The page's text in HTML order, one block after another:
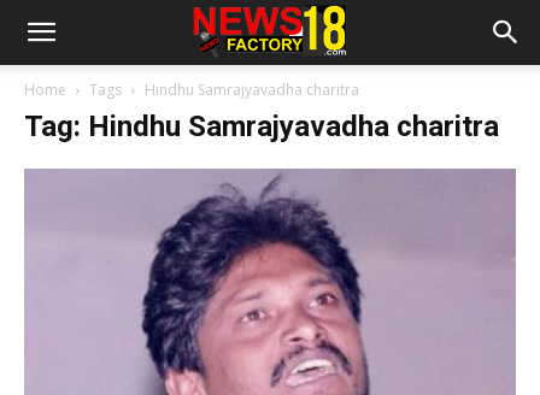
Home Tags Hindhu Samrajyavadha charitra
Tag: Hindhu Samrajyavadha charitra